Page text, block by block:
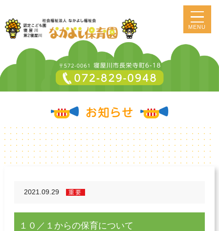
MENU
2021.09.29 重要
１０／１からの保育について